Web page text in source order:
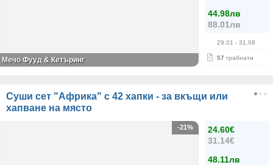
44.98лв
88.01лв
29.01 - 31.08
57 грабнати
Мечо Фууд & Кетъринг
Суши сет "Африка" с 42 хапки - за вкъщи или
хапване на място
24.60€
31.14€
48.11лв
-21%